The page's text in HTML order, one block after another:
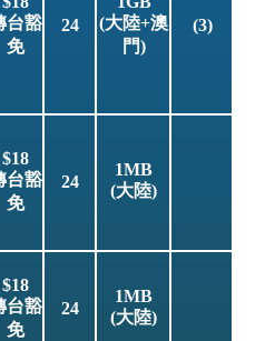
台豁
免
24
(大陸+澳
門)
(3)
$18
台豁
免
24
1MB
(大陸)
$18
台豁
免
24
1MB
(大陸)